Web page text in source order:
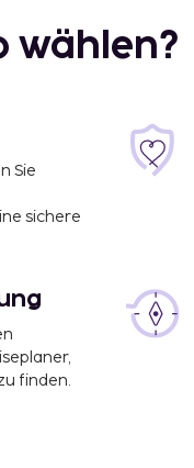
wählen?
Sie
sichere
finden.